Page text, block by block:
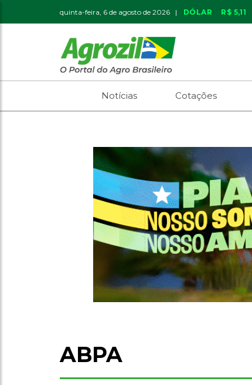
quinta-feira, 6 de agosto de 2026 | DÓLAR R$ 5,11
Notícias Cotações
ABPA